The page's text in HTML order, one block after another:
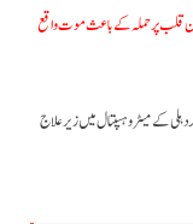
41 سالہ کی آج جمعہ کے دن قلب پر حملہ کے باعث موت واقع
کے میٹرو ہسپتال میں زیر علاج